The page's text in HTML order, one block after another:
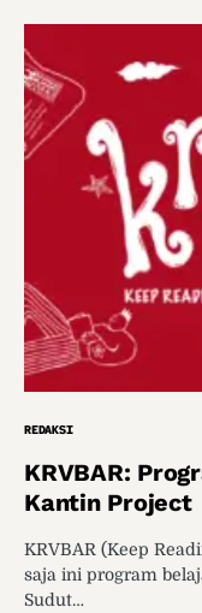
REDAKSI
KRVBAR:
Kantin Project
KRVBAR (Keep
saja ini program
Sudut…